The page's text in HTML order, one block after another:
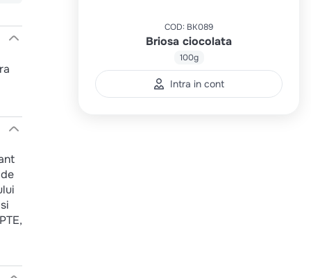
COD: BK089
Briosa ciocolata
100g
Intra in cont